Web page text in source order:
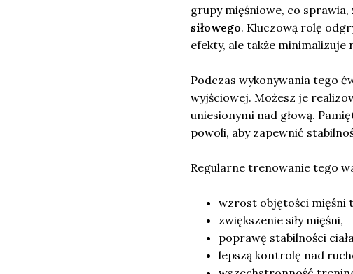
grupy mięśniowe, co
siłowego. Kluczową rolę
efekty, ale także minimalizuje
Podczas wykonywania tego
wyjściowej. Możesz je
uniesionymi nad głową.
powoli, aby zapewnić
Regularne trenowanie tego
wzrost objętości mięśni
zwiększenie siły mięśni,
poprawę stabilności
lepszą kontrolę nad